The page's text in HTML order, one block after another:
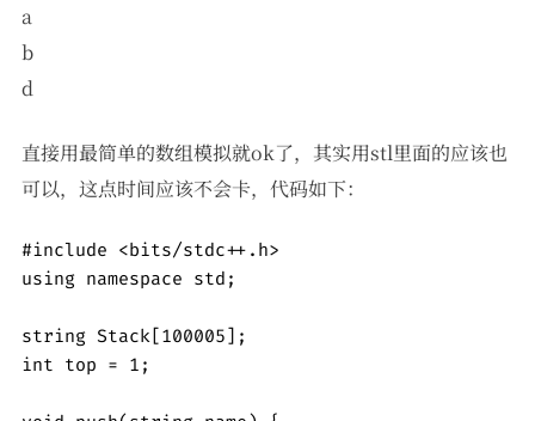
a
b
d
直接用最简单的数组模拟就ok了，其实用stl里面的应该也
可以，这点时间应该不会卡，代码如下：
#include <bits/stdc++.h>
using namespace std;
string Stack[100005];
int top = 1;